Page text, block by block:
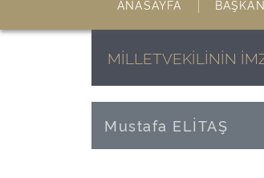
ANASAYFA BAŞKAN
MİLLETVEKİLİNİN
Mustafa ELİTAŞ